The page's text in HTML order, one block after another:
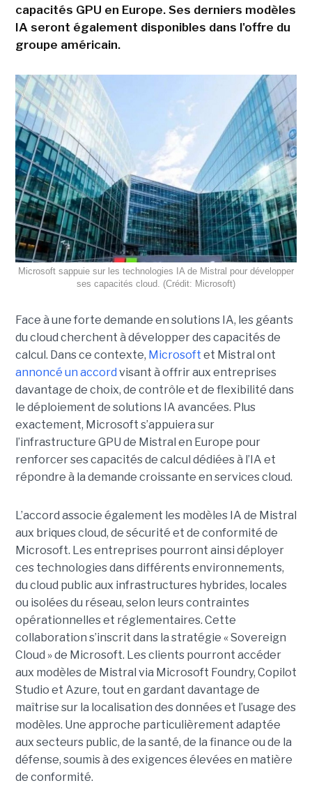
capacités GPU en Europe. Ses derniers modèles
IA seront également disponibles dans l'offre du
groupe américain.
Microsoft sappuie sur les technologies IA de Mistral pour développer
ses capacités cloud. (Crédit: Microsoft)
Face à une forte demande en solutions IA, les géants
du cloud cherchent à développer des capacités de
calcul. Dans ce contexte, Microsoft et Mistral ont
annoncé un accord visant à offrir aux entreprises
davantage de choix, de contrôle et de flexibilité dans
le déploiement de solutions IA avancées. Plus
exactement, Microsoft s’appuiera sur
l’infrastructure GPU de Mistral en Europe pour
renforcer ses capacités de calcul dédiées à l’IA et
répondre à la demande croissante en services cloud.
L’accord associe également les modèles IA de Mistral
aux briques cloud, de sécurité et de conformité de
Microsoft. Les entreprises pourront ainsi déployer
ces technologies dans différents environnements,
du cloud public aux infrastructures hybrides, locales
ou isolées du réseau, selon leurs contraintes
opérationnelles et réglementaires. Cette
collaboration s’inscrit dans la stratégie « Sovereign
Cloud » de Microsoft. Les clients pourront accéder
aux modèles de Mistral via Microsoft Foundry, Copilot
Studio et Azure, tout en gardant davantage de
maîtrise sur la localisation des données et l’usage des
modèles. Une approche particulièrement adaptée
aux secteurs public, de la santé, de la finance ou de la
défense, soumis à des exigences élevées en matière
de conformité.